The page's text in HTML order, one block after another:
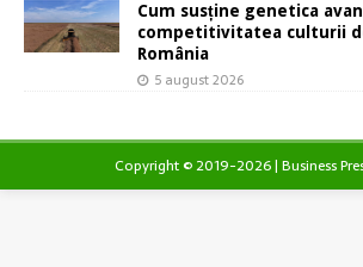
Cum susține genetica
competitivitatea culturii
România
5 august 2026
Copyright © 2019-2026 | Business